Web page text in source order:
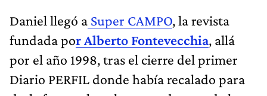
Daniel llegó a Super CAMPO, la revista
fundada por Alberto Fontevecchia, allá
por el año 1998, tras el cierre del primer
Diario PERFIL donde había recalado para